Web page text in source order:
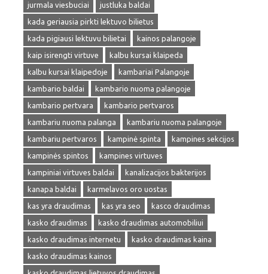
jurmala viesbuciai
justluka baldai
kada geriausia pirkti lektuvo bilietus
kada pigiausi lektuvu bilietai
kainos palangoje
kaip isirengti virtuve
kalbu kursai klaipeda
kalbu kursai klaipedoje
kambariai Palangoje
kambario baldai
kambario nuoma palangoje
kambario pertvara
kambario pertvaros
kambariu nuoma palanga
kambariu nuoma palangoje
kambariu pertvaros
kampinė spinta
kampines sekcijos
kampinės spintos
kampines virtuves
kampiniai virtuves baldai
kanalizacijos bakterijos
kanapa baldai
karmelavos oro uostas
kas yra draudimas
kas yra seo
kasco draudimas
kasko draudimas
kasko draudimas automobiliui
kasko draudimas internetu
kasko draudimas kaina
kasko draudimas kainos